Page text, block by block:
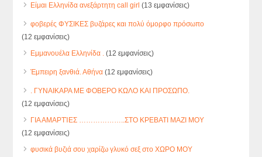
Είμαι Ελληνίδα ανεξάρτητη call girl (13 εμφανίσεις)
φοβερές ΦΥΣΙΚΕΣ βυζάρες και πολύ όμορφο πρόσωπο
(12 εμφανίσεις)
Εμμανουέλα Ελληνίδα .
(12 εμφανίσεις)
Έμπειρη ξανθιά. Αθήνα (12 εμφανίσεις)
. ΓΥΝΑΙΚΑΡΑ ΜΕ ΦΟΒΕΡΟ ΚΩΛΟ ΚΑΙ ΠΡΟΣΩΠΟ.
(12 εμφανίσεις)
ΓΙΑ ΑΜΑΡΤΊΕΣ ………………..ΣΤΟ ΚΡΕΒΑΤΙ ΜΑΖΙ ΜΟΥ
(12 εμφανίσεις)
φυσικά βυζιά σου χαρίζω γλυκό σεξ στο ΧΩΡΟ ΜΟΥ